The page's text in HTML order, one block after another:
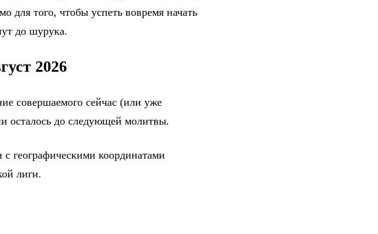
для того, чтобы успеть вовремя начать
до шурука.
2026
совершаемого сейчас (или уже
осталось до следующей молитвы.
с географическими координатами
лиги.